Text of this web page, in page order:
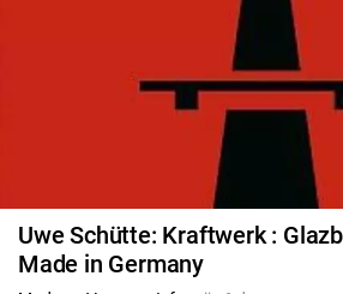
Uwe Schütte: Kraftwerk :
Made in Germany